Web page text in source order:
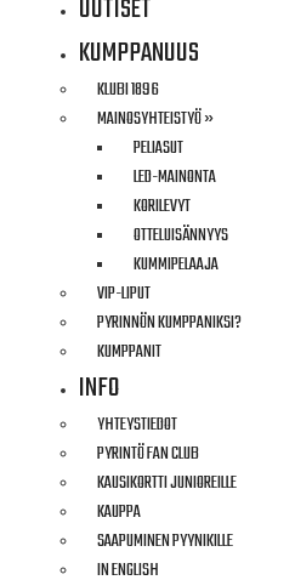
UUTISET
KUMPPANUUS
KLUBI 1896
MAINOSYHTEISTYÖ »
PELIASUT
LED-MAINONTA
KORILEVYT
OTTELUISÄNNYYS
KUMMIPELAAJA
VIP-LIPUT
PYRINNÖN KUMPPANIKSI?
KUMPPANIT
INFO
YHTEYSTIEDOT
PYRINTÖ FAN CLUB
KAUSIKORTTI JUNIOREILLE
KAUPPA
SAAPUMINEN PYYNIKILLE
IN ENGLISH
#AINA